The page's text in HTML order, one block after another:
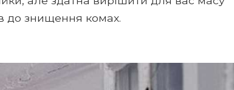
до знищення комах.